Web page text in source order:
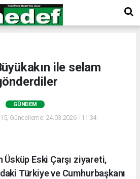
ile selam
GÜNDEM
Güncelleme: 24.03.2026 - 11:34
Üsküp Eski Çarşı ziyareti,
Türkiye ve Cumhurbaşkanı